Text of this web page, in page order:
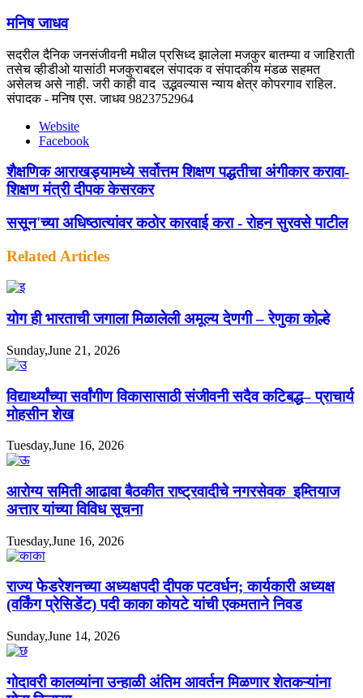
मनिष जाधव
सदरील दैनिक जनसंजीवनी मधील प्रसिध्द झालेला मजकुर बातम्या व जाहिराती
तसेच व्हीडीओ यासांठी मजकुराबद्दल संपादक व संपादकीय मंडळ सहमत
असेलच असे नाही. जरी काही वाद उद्भवल्यास न्याय क्षेत्र कोपरगाव राहिल.
संपादक - मनिष एस. जाधव 9823752964
Website
Facebook
शैक्षणिक आराखड्यामध्ये सर्वोत्तम शिक्षण पद्धतीचा अंगीकार करावा-
शिक्षण मंत्री दीपक केसरकर
ससून'च्या अधिष्ठात्यांवर कठोर कारवाई करा - रोहन सुरवसे पाटील
Related Articles
योग ही भारताची जगाला मिळालेली अमूल्य देणगी – रेणुका कोल्हे
Sunday,June 21, 2026
विद्यार्थ्यांच्या सर्वांगीण विकासासाठी संजीवनी सदैव कटिबद्ध– प्राचार्य
मोहसीन शेख
Tuesday,June 16, 2026
आरोग्य समिती आढावा बैठकीत राष्ट्रवादीचे नगरसेवक इम्तियाज
अत्तार यांच्या विविध सूचना
Tuesday,June 16, 2026
राज्य फेडरेशनच्या अध्यक्षपदी दीपक पटवर्धन; कार्यकारी अध्यक्ष
(वर्किंग प्रेसिडेंट) पदी काका कोयटे यांची एकमताने निवड
Sunday,June 14, 2026
गोदावरी कालव्यांना उन्हाळी अंतिम आवर्तन मिळणार शेतकऱ्यांना